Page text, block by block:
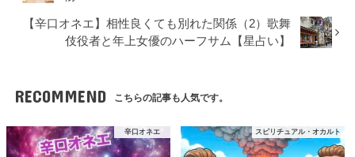
【辛口オネエ】相性良くても別れた関係（2）歌舞
伎役者と年上女優のハーフサム【星占い】
RECOMMEND こちらの記事も人気です。
辛口オネエ スピリチュアル・オカルト